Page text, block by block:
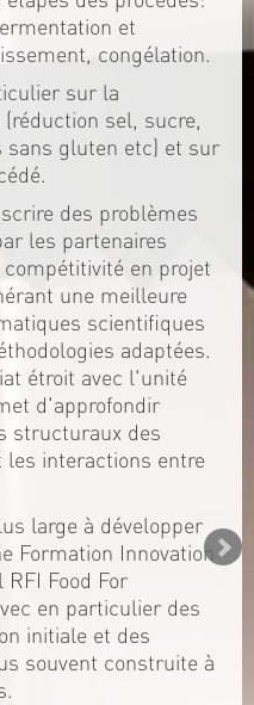
et
congélation.
sur la
sel, sucre,
sans gluten etc) et sur
des problèmes
les partenaires
en projet
une meilleure
scientifiques
adaptées.
étroit avec l'unité
d'approfondir
structuraux des
les interactions entre
large à développer
Formation Innovation
Food For
en particulier des
initiale et des
souvent construite à